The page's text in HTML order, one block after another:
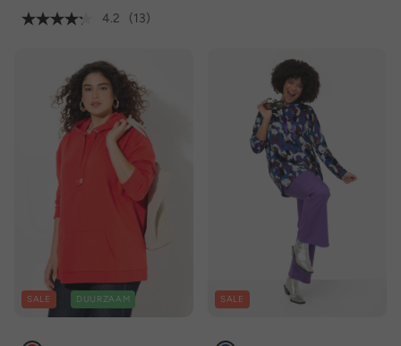
4.2
(13)
SALE DUURZAAM SALE